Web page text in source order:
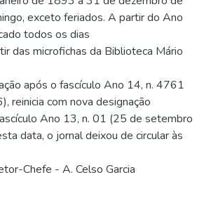
exceto feriados. A partir do Ano
todos os dias
das microfichas da Biblioteca Mário
após o fascículo Ano 14, n. 4761
reinicia com nova designação
Ano 13, n. 01 (25 de setembro
data, o jornal deixou de circular às
Chefe - A. Celso Garcia